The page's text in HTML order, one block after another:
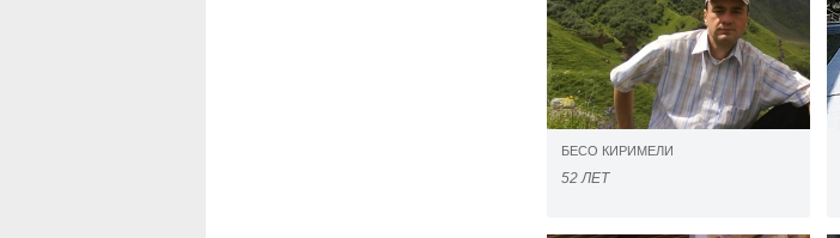
БЕСО КИРИМЕЛИ
52 ЛЕТ